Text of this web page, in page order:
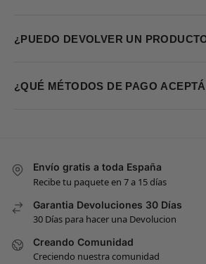
¿PUEDO DEVOLVER UN
¿QUÉ MÉTODOS DE PAGO
Envío gratis a toda España
Recibe tu paquete en 7 a 15 días
Garantia Devoluciones 30 Días
30 Días para hacer una Devolucion
Creando Comunidad
Creciendo nuestra comunidad